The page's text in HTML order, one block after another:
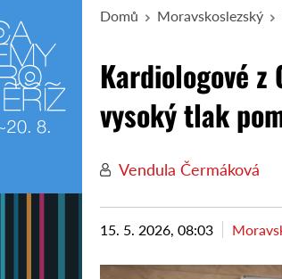
Domů Moravskoslezský
Kardiologové
vysoký tlak
Vendula Čermáková
15. 5. 2026, 08:03